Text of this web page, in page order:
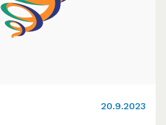
20.9.2023